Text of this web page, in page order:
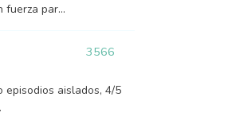
fuerza par...
episodios aislados, 4/5
3566